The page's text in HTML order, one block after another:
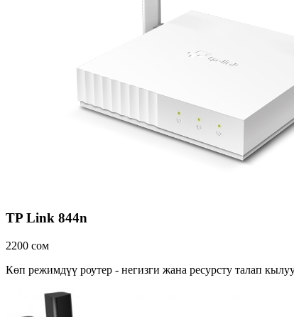
TP Link 844n
2200 сом
Көп режимдүү роутер - негизги жана ресурсту талап